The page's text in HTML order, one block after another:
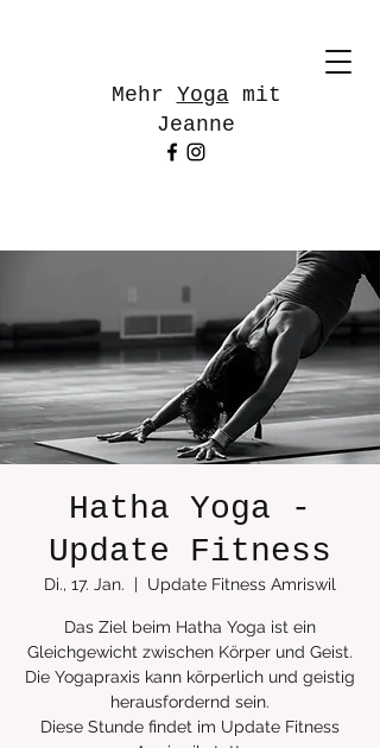
Mehr Yogamit
Jeanne
Hatha Yoga -
Update Fitness
Di., 17. Jan.
  |
Update Fitness Amriswil
Das Ziel beim Hatha Yoga ist ein
Gleichgewicht zwischen Körper und Geist.
Die Yogapraxis kann körperlich und geistig
herausfordernd sein.
Diese Stunde findet im Update Fitness